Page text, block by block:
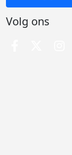
Volg ons